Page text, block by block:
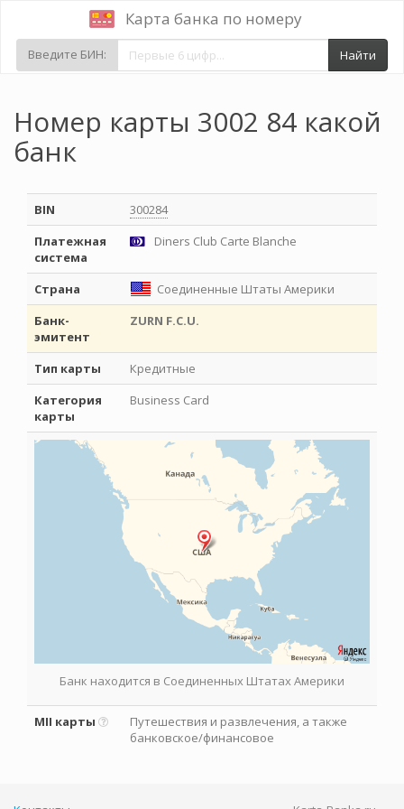
Карта банка по номеру
Введите БИН: Найти
Номер карты 3002 84 какой
банк
BIN
300284
Платежная
система
Diners Club Carte Blanche
Страна
Соединенные Штаты Америки
Банк-
эмитент
ZURN F.C.U.
Тип карты
Кредитные
Категория
карты
Business Card
Банк находится в Соединенных Штатах Америки
MII карты
Путешествия и развлечения, а также
банковское/финансовое